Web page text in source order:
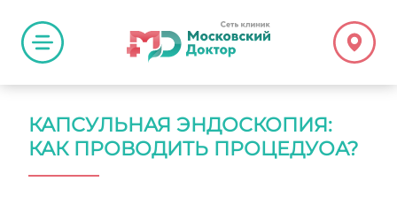
КАПСУЛЬНАЯ ЭНДОСКОПИЯ:
КАК ПРОВОДИТЬ ПРОЦЕДУОА?